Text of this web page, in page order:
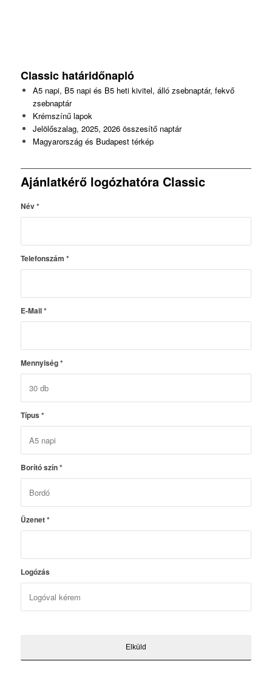
Classic határidőnapló
A5 napi, B5 napi és B5 heti kivitel, álló zsebnaptár, fekvő
zsebnaptár
Krémszínű lapok
Jelölőszalag, 2025, 2026 összesítő naptár
Magyarország és Budapest térkép
Ajánlatkérő logózhatóra Classic
Név*
Telefonszám *
E-Mail*
Mennyiség*
Típus *
Borító szín*
Üzenet*
Logózás